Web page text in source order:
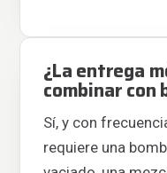
¿La entrega
combinar con
Sí, y con
requiere una